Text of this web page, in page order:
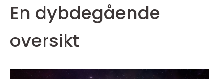
En dybdegående
oversikt